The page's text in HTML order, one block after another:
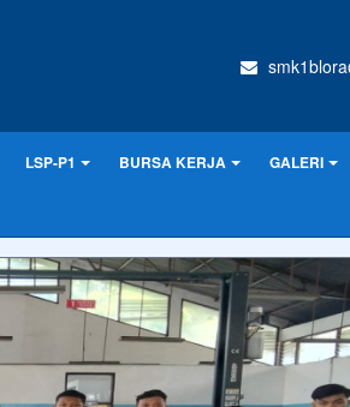
LSP-P1 BURSA KERJA GALERI